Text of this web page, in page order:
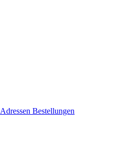
Adressen Bestellungen